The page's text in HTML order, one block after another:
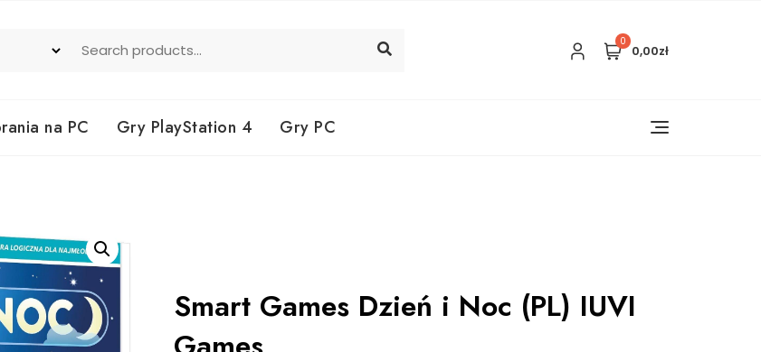
0
0,00zł
na PC Gry PlayStation 4 Gry PC
Smart Games Dzień i Noc (PL) IUVI